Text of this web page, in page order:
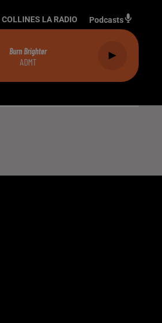
COLLINES LA RADIO Podcasts
Burn Brighter
ADMT